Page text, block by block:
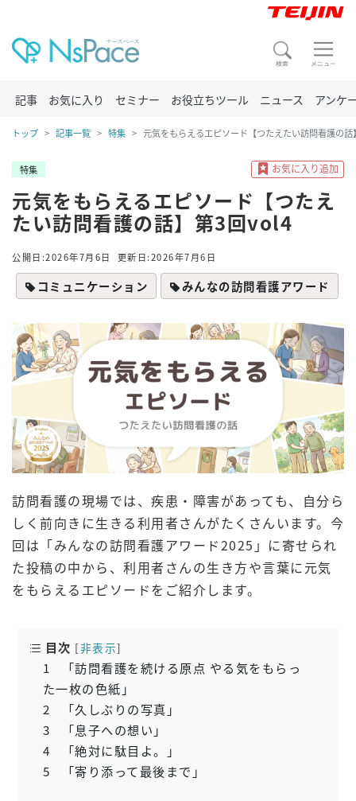
記事 お気に入り セミナー お役立ちツール ニュース アンケ
トップ 記事一覧 特集 元気をもらえるエピソード【つたえたい訪問看護の
特集
元気をもらえるエピソード【つたえ
たい訪問看護の話】第3回vol4
公開日:2026年7月6日 更新日:2026年7月6日
コミュニケーション みんなの訪問看護アワード
訪問看護の現場では、疾患・障害があっても、自分ら
しく前向きに生きる利用者さんがたくさんいます。今
回は「みんなの訪問看護アワード2025」に寄せられ
た投稿の中から、利用者さんの生き方や言葉に元気
をもらえるエピソードをご紹介します。
目次 [非表示]
1
「訪問看護を続ける原点 やる気をもらっ
た一枚の色紙」
2
「久しぶりの写真」
3
「息子への想い」
4
「絶対に駄目よ。」
5
「寄り添って最後まで」